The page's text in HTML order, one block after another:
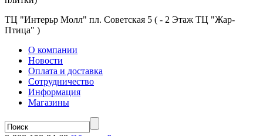
ТЦ "Интерьр Молл" пл. Советская 5 ( - 2 Этаж ТЦ "Жар-
Птица" )
О компании
Новости
Оплата и доставка
Сотрудничество
Информация
Магазины